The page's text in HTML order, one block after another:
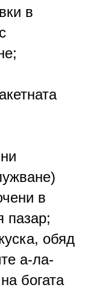
в
в
пазар;
обяд
а-ла-
богата